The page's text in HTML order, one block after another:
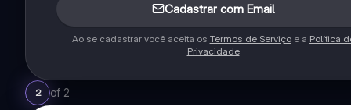
Cadastrar com Email
Ao se cadastrar você aceita os Termos de Serviçoe a Política
Privacidade
2 of 2